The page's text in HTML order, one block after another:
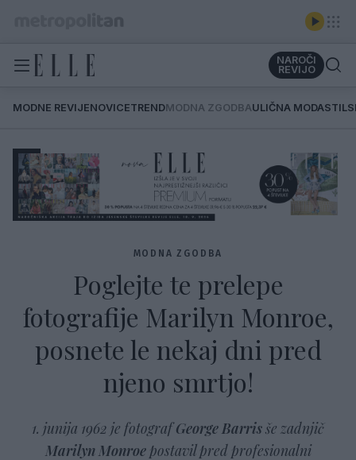
NAROČI
REVIJO
MODNE REVIJENOVICETRENDMODNA ZGODBAULIČNA MODA
MODNA ZGODBA
Poglejte te prelepe
fotografije Marilyn Monroe,
posnete le nekaj dni pred
njeno smrtjo!
1. junija 1962 je fotografGeorge Barrisše zadnjič
Marilyn Monroepostavil pred profesionalni